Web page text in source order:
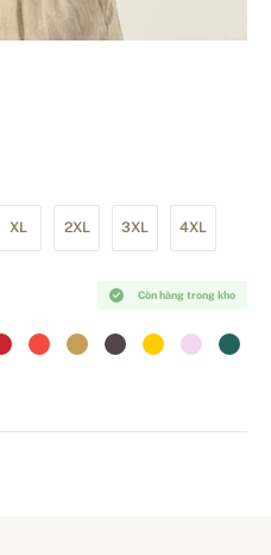
XL 2XL 3XL 4XL
Còn hàng trong kho